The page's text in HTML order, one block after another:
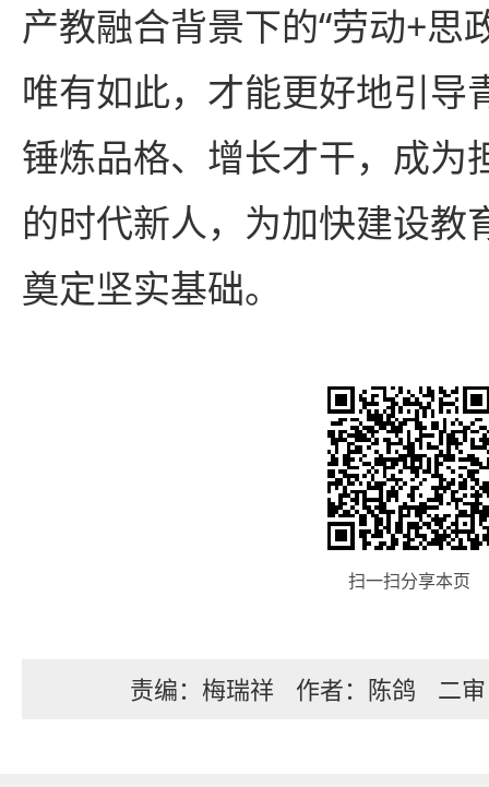
产教融合背景下的“劳动+思
唯有如此，才能更好地引导
锤炼品格、增长才干，成为
的时代新人，为加快建设教
奠定坚实基础。
扫一扫分享本页
责编：梅瑞祥 作者：陈鸽 二